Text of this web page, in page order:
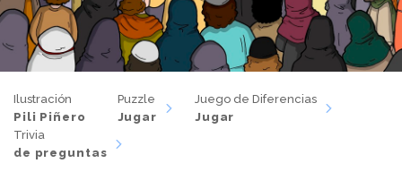
Ilustración
Pili Piñero
Puzzle
Jugar
Juego de Diferencias
Jugar
Trivia
de preguntas